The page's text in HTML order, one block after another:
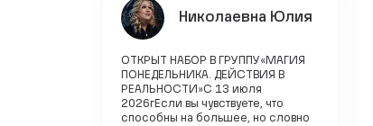
Николаевна Юлия
ОТКРЫТ НАБОР В ГРУППУ«МАГИЯ
ПОНЕДЕЛЬНИКА. ДЕЙСТВИЯ В
РЕАЛЬНОСТИ»С 13 июля
2026гЕсли вы чувствуете, что
способны на большее, но словно